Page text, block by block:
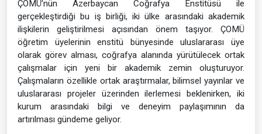
ÇOMÜ’nün Azerbaycan Coğrafya Enstitüsü ile
gerçekleştirdiği bu iş birliği, iki ülke arasındaki akademik
ilişkilerin geliştirilmesi açısından önem taşıyor. ÇOMÜ
öğretim üyelerinin enstitü bünyesinde uluslararası üye
olarak görev alması, coğrafya alanında yürütülecek ortak
çalışmalar için yeni bir akademik zemin oluşturuyor.
Çalışmaların özellikle ortak araştırmalar, bilimsel yayınlar ve
uluslararası projeler üzerinden ilerlemesi beklenirken, iki
kurum arasındaki bilgi ve deneyim paylaşımının da
artırılması gündeme geliyor.